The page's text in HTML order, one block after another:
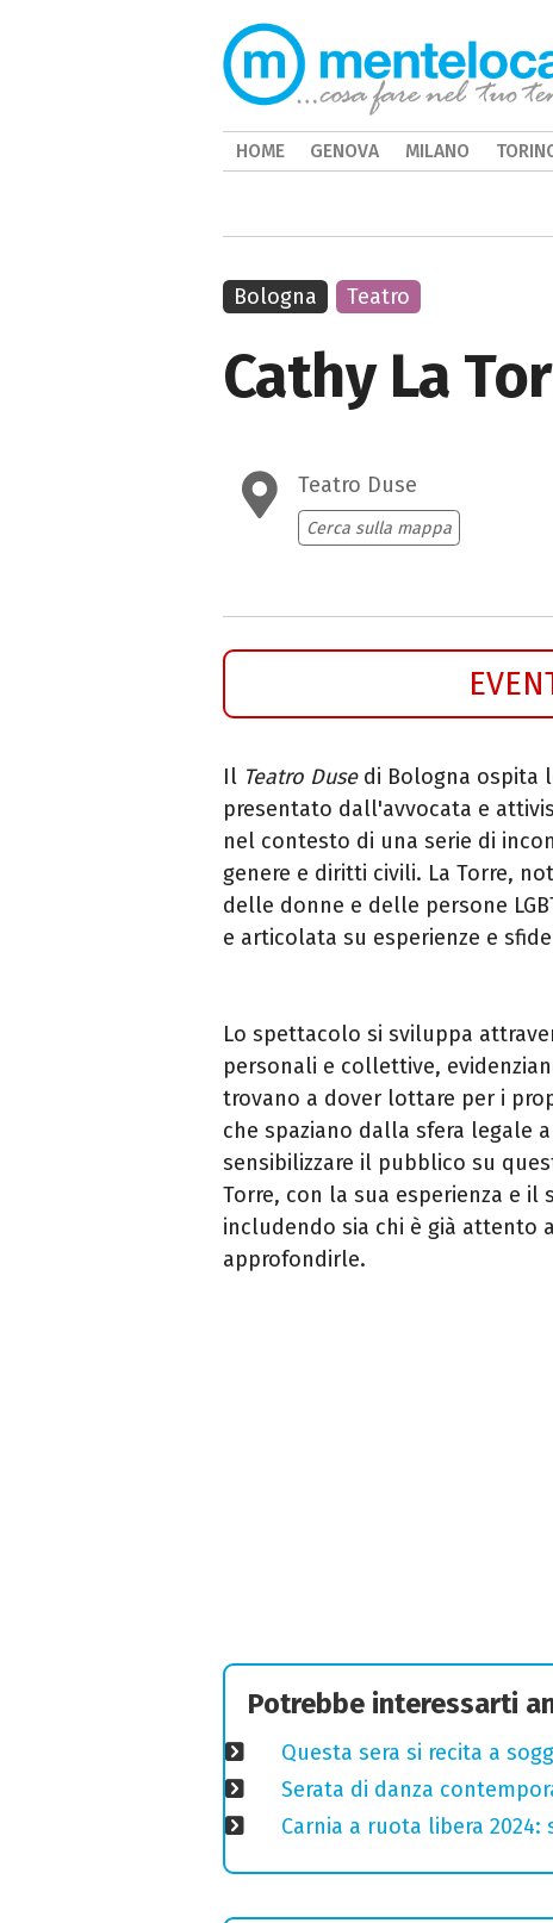
Cathy La
Teatro Duse
Cerca sulla mappa
Il Teatro Dusedi Bologna ospita
presentato dall'avvocata e
nel contesto di una serie di
genere e diritti civili. La Torre,
delle donne e delle persone
e articolata su esperienze e
Lo spettacolo si sviluppa
personali e collettive,
trovano a dover lottare per i
che spaziano dalla sfera legale
sensibilizzare il pubblico su
Torre, con la sua esperienza e
includendo sia chi è già attento
approfondirle.
Bologna Teatro
Potrebbe interessarti
Questa sera si recita a
Serata di danza
Carnia a ruota libera
HOME GENOVA MILANO